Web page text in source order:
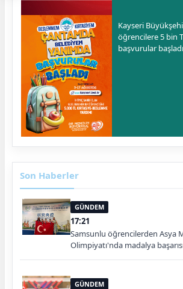
Kayseri
öğrencilere 5 bin
başvurular başladı
Son Haberler
GÜNDEM
17:21
Samsunlu öğrencilerden Asya
Olimpiyatı'nda madalya
GÜNDEM